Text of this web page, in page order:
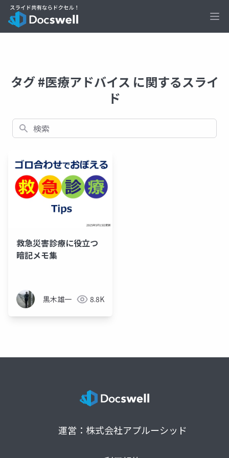
タグ #医療アドバイス に関するスライ
ド
検索
救急災害診療に役立つ
暗記メモ集
黒木雄一 8.8K
運営：株式会社アプルーシッド